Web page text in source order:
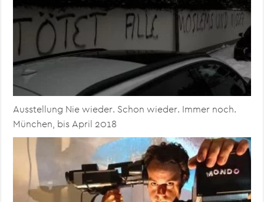
Ausstellung Nie wieder. Schon wieder. Immer noch.
München, bis April 2018